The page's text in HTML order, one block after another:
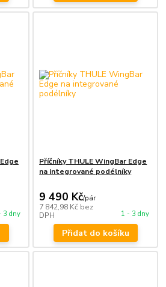
3 dny
Příčníky THULE WingBar Edge
na integrované podélníky
9 490 Kč/pár
7 842,98 Kč bez
DPH
1 - 3 dny
Přidat do košíku